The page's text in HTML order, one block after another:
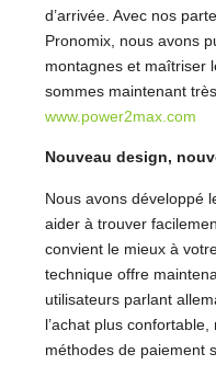
d’arrivée. Avec nos
Pronomix, nous avons
montagnes et maîtriser
sommes maintenant
www.power2max.com
Nouveau design,
Nous avons développé
aider à trouver
convient le mieux à
technique offre
utilisateurs parlant
l’achat plus
méthodes de paiement